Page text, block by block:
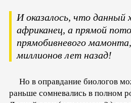
И оказалось, что данный
африканец, а прямой
прямобивневого
миллионов лет назад!
Но в оправдание биологов
раньше сомневались в полном